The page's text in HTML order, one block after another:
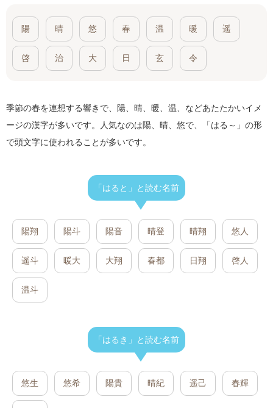
陽 晴 悠 春 温 暖 遥
啓 治 大 日 玄 令
季節の春を連想する響きで、陽、晴、暖、温、などあたたかいイメ
ージの漢字が多いです。人気なのは陽、晴、悠で、「はる～」の形
で頭文字に使われることが多いです。
「はると」と読む名前
陽翔 陽斗 陽音 晴登 晴翔 悠人
遥斗 暖大 大翔 春都 日翔 啓人
温斗
「はるき」と読む名前
悠生 悠希 陽貴 晴紀 遥己 春輝